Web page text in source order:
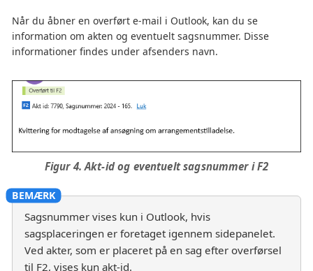
Når du åbner en overført e-mail i Outlook, kan du se
information om akten og eventuelt sagsnummer. Disse
informationer findes under afsenders navn.
Figur 4. Akt-id og eventuelt sagsnummer i F2
Sagsnummer vises kun i Outlook, hvis
sagsplaceringen er foretaget igennem sidepanelet.
Ved akter, som er placeret på en sag efter overførsel
til F2, vises kun akt-id.